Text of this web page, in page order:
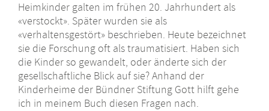
Heimkinder galten im frühen 20. Jahrhundert als
«verstockt». Später wurden sie als
«verhaltensgestört» beschrieben. Heute bezeichnet
sie die Forschung oft als traumatisiert. Haben sich
die Kinder so gewandelt, oder änderte sich der
gesellschaftliche Blick auf sie? Anhand der
Kinderheime der Bündner Stiftung Gott hilft gehe
ich in meinem Buch diesen Fragen nach.